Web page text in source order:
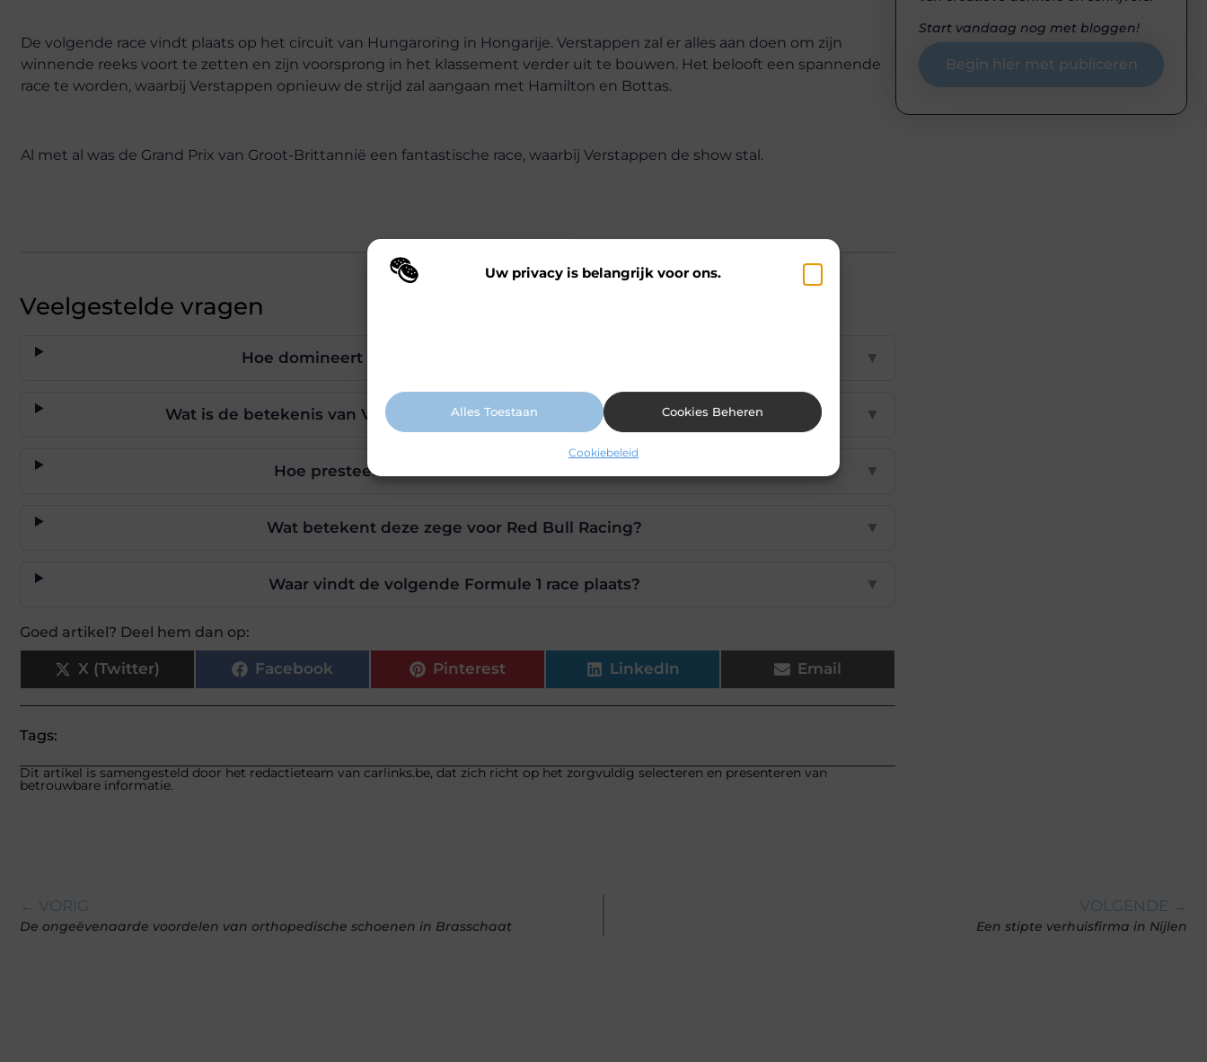
Uw privacy is belangrijk voor ons.
Alles Toestaan Cookies Beheren
Cookiebeleid
De volgende race vindt plaats op het circuit van Hungaroring in Hongarije. Verstappen zal er alles aan doen om zijn
winnende reeks voort te zetten en zijn voorsprong in het klassement verder uit te bouwen. Het belooft een spannende
race te worden, waarbij Verstappen opnieuw de strijd zal aangaan met Hamilton en Bottas.
Al met al was de Grand Prix van Groot-Brittannië een fantastische race, waarbij Verstappen de show stal.
Veelgestelde vragen
Hoe domineert Verstappen in de race op Silverstone? ▼
Wat is de betekenis van Verstappens overwinning voor het klassement? ▼
Hoe presteerde Lewis Hamilton in deze race? ▼
Wat betekent deze zege voor Red Bull Racing? ▼
Waar vindt de volgende Formule 1 race plaats? ▼
Goed artikel? Deel hem dan op:
X (Twitter) Facebook Pinterest LinkedIn Email
Tags:
Dit artikel is samengesteld door het redactieteam van carlinks.be, dat zich richt op het zorgvuldig selecteren en presenteren van
betrouwbare informatie.
Start vandaag nog met bloggen!
Begin hier met publiceren
← VORIG
De ongeëvenaarde voordelen van orthopedische schoenen in Brasschaat
VOLGENDE →
Een stipte verhuisfirma in Nijlen